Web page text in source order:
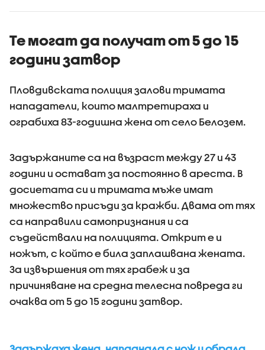
Те могат да получат от 5 до 15
години затвор
Пловдивската полиция залови тримата
нападатели, които малтретираха и
ограбиха 83-годишна жена от село Белозем.
Задържаните са на възраст между 27 и 43
години и остават за постоянно в ареста. В
досиетата си и тримата мъже имат
множество присъди за кражби. Двама от тях
са направили самопризнания и са
съдействали на полицията. Открит е и
ножът, с който е била заплашвана жената.
За извършения от тях грабеж и за
причиняване на средна телесна повреда ги
очаква от 5 до 15 години затвор.